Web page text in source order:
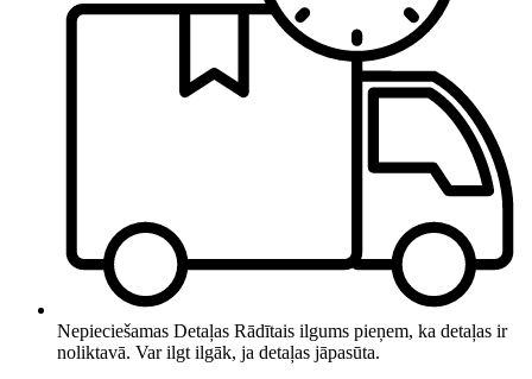
Nepieciešamas Detaļas Rādītais ilgums pieņem, ka detaļas ir
noliktavā. Var ilgt ilgāk, ja detaļas jāpasūta.